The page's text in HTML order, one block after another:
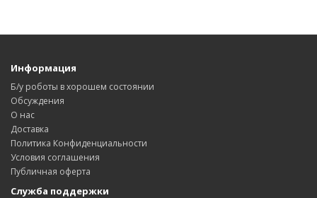
Информация
Б/у роботы в хорошем состоянии
Обсуждения
О нас
Доставка
Политика Конфиденциальности
Условия соглашения
Публичная оферта
Служба поддержки